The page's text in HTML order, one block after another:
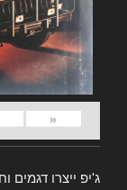
«
ג'יפ ייצרו דגמים